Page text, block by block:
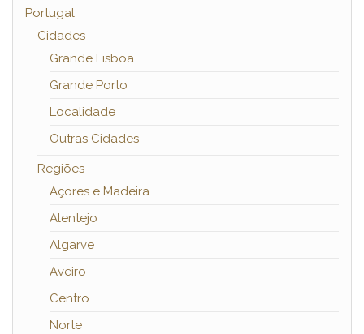
Portugal
Cidades
Grande Lisboa
Grande Porto
Localidade
Outras Cidades
Regiões
Açores e Madeira
Alentejo
Algarve
Aveiro
Centro
Norte